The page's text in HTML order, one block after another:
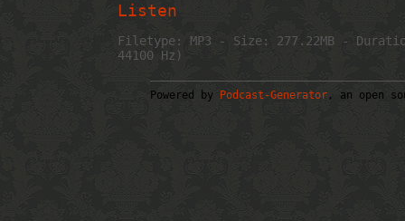
Listen
Filetype: MP3 - Size: 277.22MB -
44100 Hz)
Powered by Podcast-Generator , an open